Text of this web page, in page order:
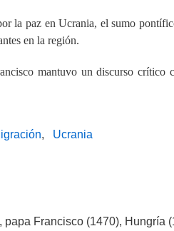
la paz en Ucrania, el sumo
en la región.
mantuvo un discurso
Ucrania
Francisco (1470), Hungría